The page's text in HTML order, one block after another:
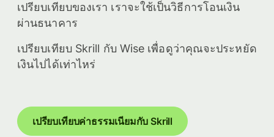
เปรียบเทียบของเรา เราจะใช้เป็นวิธีการโอนเงิน
ผ่านธนาคาร
เปรียบเทียบ Skrill กับ Wise เพื่อดูว่าคุณจะประหยัด
เงินไปได้เท่าไหร่
เปรียบเทียบค่าธรรมเนียมกับ Skrill